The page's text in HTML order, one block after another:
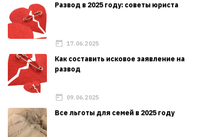
Развод в 2025 году: советы юриста
17.06.2025
Как составить исковое заявление на
развод
09.06.2025
Все льготы для семей в 2025 году